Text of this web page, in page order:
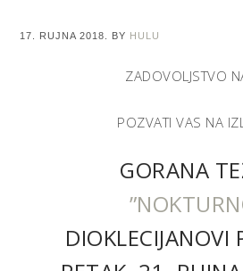
17. RUJNA 2018. BY HULU
ZADOVOLJSTVO
POZVATI VAS NA
GORANA
DIOKLECIJANOVI